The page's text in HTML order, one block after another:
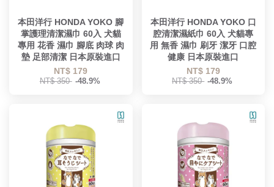
本田洋行 HONDA YOKO 腳
掌護理清潔濕巾 60入 犬貓
專用 花香 濕巾 腳底 肉球 肉
墊 足部清潔 日本原裝進口
NT$ 179
NT$ 350 -48.9%
本田洋行 HONDA YOKO 口
腔清潔濕紙巾 60入 犬貓專
用 無香 濕巾 刷牙 潔牙 口腔
健康 日本原裝進口
NT$ 179
NT$ 350 -48.9%